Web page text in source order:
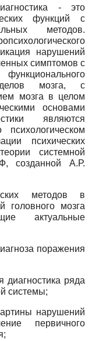
- это
функций с
методов.
нарушений
симптомов с
мозга, с
мозга в целом
основами
являются
психических
системной
созданной А.Р.
методов в
головного мозга
актуальные
поражения
ряда
системы;
нарушений
первичного